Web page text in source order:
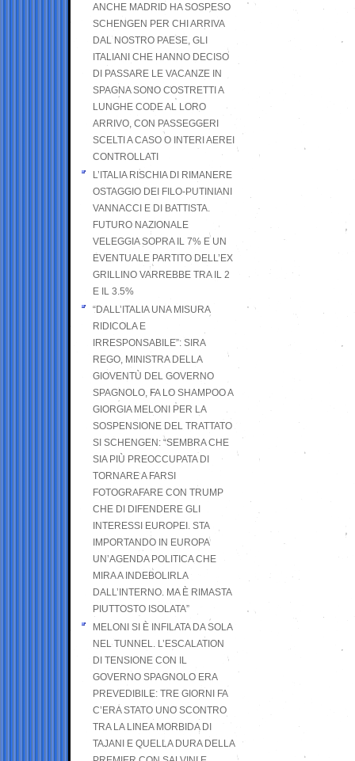
ANCHE MADRID HA SOSPESO
SCHENGEN PER CHI ARRIVA
DAL NOSTRO PAESE, GLI
ITALIANI CHE HANNO DECISO
DI PASSARE LE VACANZE IN
SPAGNA SONO COSTRETTI A
LUNGHE CODE AL LORO
ARRIVO, CON PASSEGGERI
SCELTI A CASO O INTERI AEREI
CONTROLLATI
L’ITALIA RISCHIA DI RIMANERE
OSTAGGIO DEI FILO-PUTINIANI
VANNACCI E DI BATTISTA.
FUTURO NAZIONALE
VELEGGIA SOPRA IL 7% E UN
EVENTUALE PARTITO DELL’EX
GRILLINO VARREBBE TRA IL 2
E IL 3.5%
“DALL’ITALIA UNA MISURA
RIDICOLA E
IRRESPONSABILE”: SIRA
REGO, MINISTRA DELLA
GIOVENTÙ DEL GOVERNO
SPAGNOLO, FA LO SHAMPOO A
GIORGIA MELONI PER LA
SOSPENSIONE DEL TRATTATO
SI SCHENGEN: “SEMBRA CHE
SIA PIÙ PREOCCUPATA DI
TORNARE A FARSI
FOTOGRAFARE CON TRUMP
CHE DI DIFENDERE GLI
INTERESSI EUROPEI. STA
IMPORTANDO IN EUROPA
UN’AGENDA POLITICA CHE
MIRA A INDEBOLIRLA
DALL’INTERNO. MA È RIMASTA
PIUTTOSTO ISOLATA”
MELONI SI È INFILATA DA SOLA
NEL TUNNEL. L’ESCALATION
DI TENSIONE CON IL
GOVERNO SPAGNOLO ERA
PREVEDIBILE: TRE GIORNI FA
C’ERA STATO UNO SCONTRO
TRA LA LINEA MORBIDA DI
TAJANI E QUELLA DURA DELLA